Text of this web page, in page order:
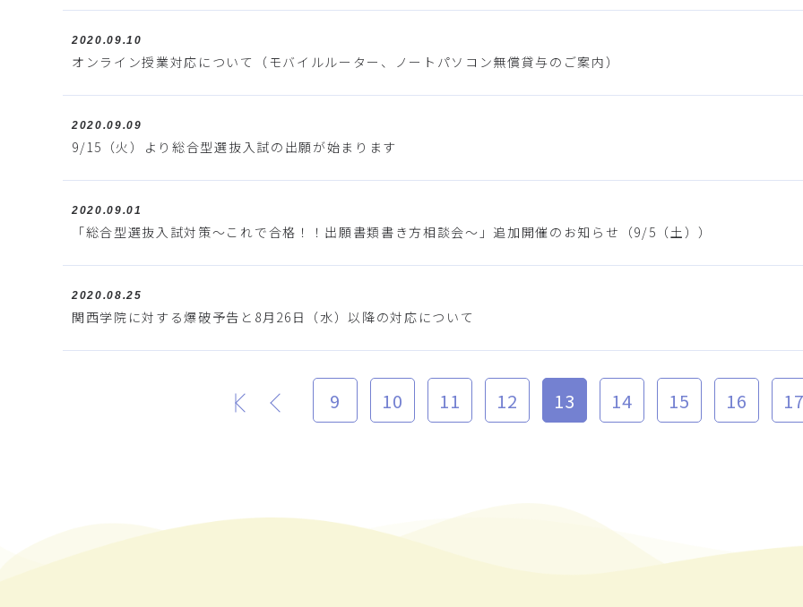
2020.09.10
オンライン授業対応について（モバイルルーター、ノートパソコン無償貸与のご案内）
2020.09.09
9/15（火）より総合型選抜入試の出願が始まります
2020.09.01
「総合型選抜入試対策～これで合格！！出願書類書き方相談会～」追加開催のお知らせ（9/5（土））
2020.08.25
関西学院に対する爆破予告と8月26日（水）以降の対応について
最初 9 10 11 12 13 14 15 16 17